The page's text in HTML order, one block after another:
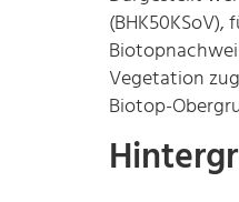
Vegetation
Biotop-